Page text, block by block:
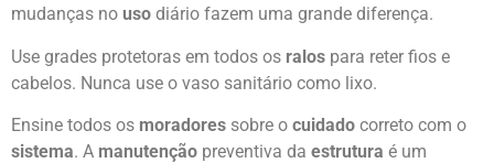
mudanças no uso diário fazem uma grande diferença.
Use grades protetoras em todos os ralos para reter fios e
cabelos. Nunca use o vaso sanitário como lixo.
Ensine todos os moradores sobre o cuidado correto com o
sistema. A manutenção preventiva da estrutura é um